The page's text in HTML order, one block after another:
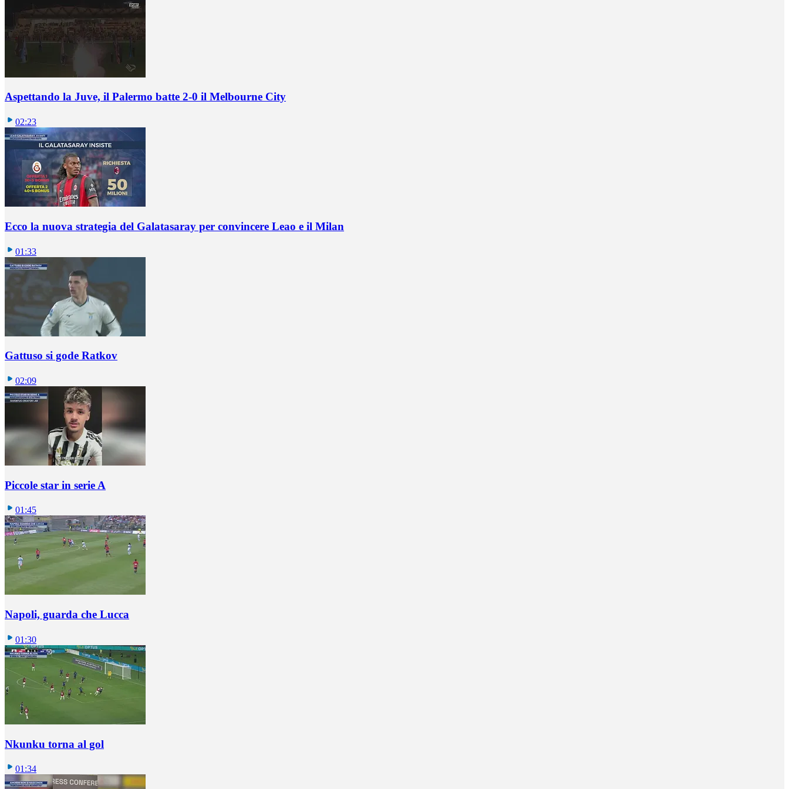
Aspettando la Juve, il Palermo batte 2-0 il Melbourne City
02:23
Ecco la nuova strategia del Galatasaray per convincere Leao e il Milan
01:33
Gattuso si gode Ratkov
02:09
Piccole star in serie A
01:45
Napoli, guarda che Lucca
01:30
Nkunku torna al gol
01:34